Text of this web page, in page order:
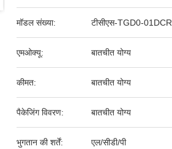
मॉडल संख्या: टीसीएस-TGD0-01DCR
एमओक्यू: बातचीत योग्य
कीमत: बातचीत योग्य
पैकेजिंग विवरण: बातचीत योग्य
भुगतान की शर्तें: एल/सीडी/पी